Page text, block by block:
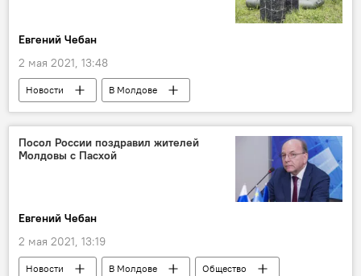
Евгений Чебан
2 мая 2021, 13:48
Новости
В Молдове
Происшествия
Общество
Посол России поздравил жителей
Молдовы с Пасхой
Евгений Чебан
2 мая 2021, 13:19
Новости В Молдове Общество